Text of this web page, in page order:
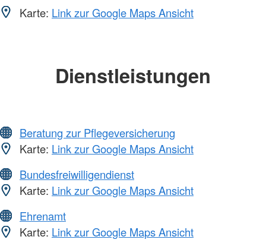
Karte: Link zur Google Maps Ansicht
Dienstleistungen
Beratung zur Pflegeversicherung
Karte: Link zur Google Maps Ansicht
Bundesfreiwilligendienst
Karte: Link zur Google Maps Ansicht
Ehrenamt
Karte: Link zur Google Maps Ansicht